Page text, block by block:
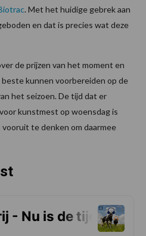
. Met het huidige gebrek aan
en dat is precies wat deze
de prijzen van het moment en
kunnen voorbereiden op de
het seizoen. De tijd dat er
kunstmest op woensdag is
te denken om daarmee